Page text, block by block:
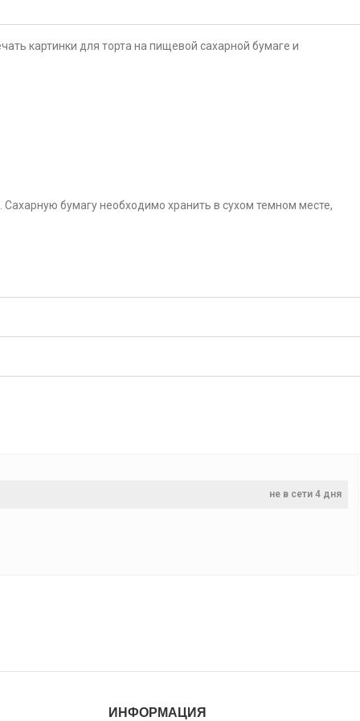
картинки для торта на пищевой сахарной бумаге и
бумагу необходимо хранить в сухом темном месте,
не в сети 4 дня
ИНФОРМАЦИЯ